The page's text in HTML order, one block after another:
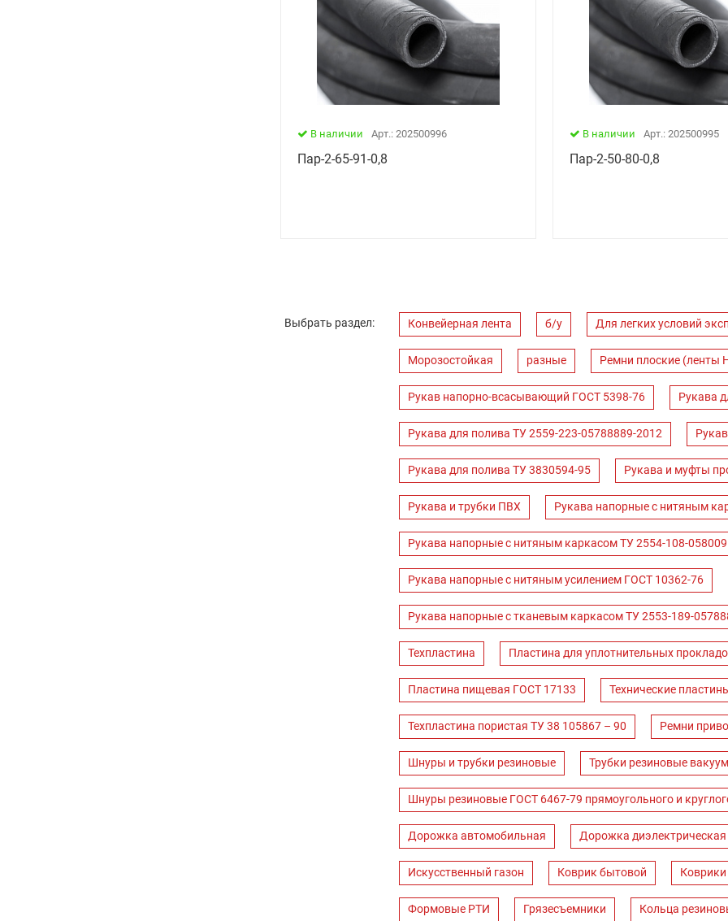
В наличии Арт.: 202500996
Пар-2-65-91-0,8
В наличии Арт.: 202500995
Пар-2-50-80-0,8
Выбрать раздел: Конвейерная лента б/у Для легких условий
Морозостойкая разные Ремни плоские (ленты
Рукав напорно-всасывающий ГОСТ 5398-76 Рукава
Рукава для полива ТУ 2559-223-05788889-2012
Рукава для полива ТУ 3830594-95 Рукава и муфты
Рукава и трубки ПВХ Рукава напорные с нитяным
Рукава напорные с нитяным каркасом ТУ 2554-108-
Рукава напорные с нитяным усилением ГОСТ 10362-76
Рукава напорные с тканевым каркасом ТУ 2553-189-
Техпластина Пластина для уплотнительных
Пластина пищевая ГОСТ 17133 Технические
Техпластина пористая ТУ 38 105867 – 90 Ремни
Шнуры и трубки резиновые Трубки резиновые
Шнуры резиновые ГОСТ 6467-79 прямоугольного и
Дорожка автомобильная Дорожка диэлектрическая
Искусственный газон Коврик бытовой Коврики
Формовые РТИ Грязесъемники Кольца